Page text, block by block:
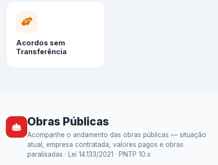
Acordos sem
Transferência
Obras Públicas
Acompanhe o andamento das obras públicas — situação
atual, empresa contratada, valores pagos e obras
paralisadas · Lei 14.133/2021 · PNTP 10.x